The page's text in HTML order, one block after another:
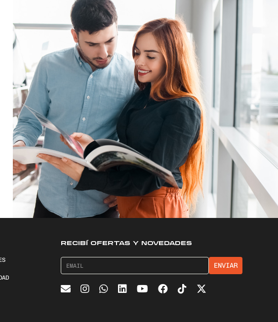
RECIBÍ OFERTAS Y NOVEDADES